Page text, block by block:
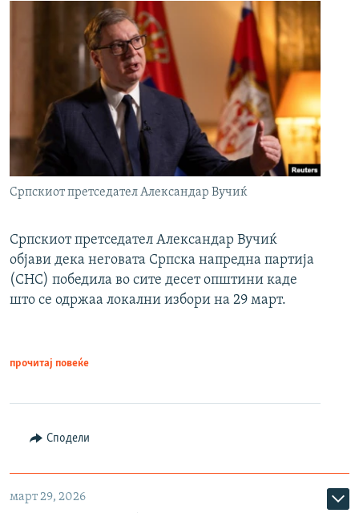
Српскиот претседател Александар Вучиќ
Српскиот претседател Александар Вучиќ
објави дека неговата Српска напредна партија
(СНС) победила во сите десет општини каде
што се одржаа локални избори на 29 март.
прочитај повеќе
Сподели
март 29, 2026